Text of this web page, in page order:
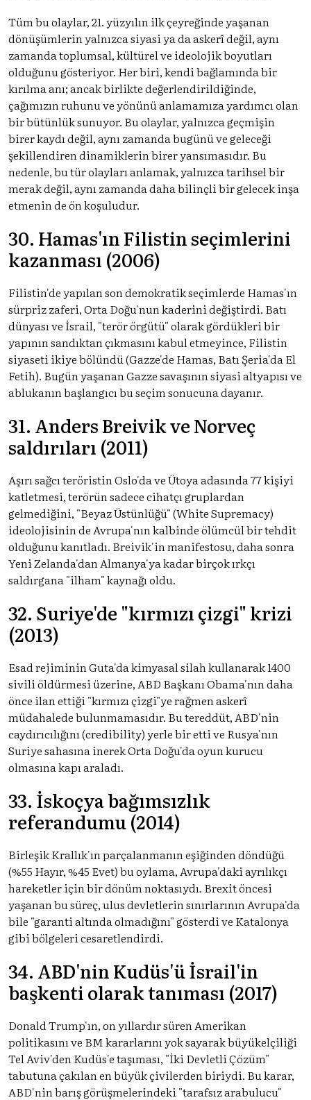
Tüm bu olaylar, 21. yüzyılın ilk çeyreğinde yaşanan
dönüşümlerin yalnızca siyasi ya da askerî değil, aynı
zamanda toplumsal, kültürel ve ideolojik boyutları
olduğunu gösteriyor. Her biri, kendi bağlamında bir
kırılma anı; ancak birlikte değerlendirildiğinde,
çağımızın ruhunu ve yönünü anlamamıza yardımcı olan
bir bütünlük sunuyor. Bu olaylar, yalnızca geçmişin
birer kaydı değil, aynı zamanda bugünü ve geleceği
şekillendiren dinamiklerin birer yansımasıdır. Bu
nedenle, bu tür olayları anlamak, yalnızca tarihsel bir
merak değil, aynı zamanda daha bilinçli bir gelecek inşa
etmenin de ön koşuludur.
30. Hamas'ın Filistin seçimlerini
kazanması (2006)
Filistin'de yapılan son demokratik seçimlerde Hamas'ın
sürpriz zaferi, Orta Doğu'nun kaderini değiştirdi. Batı
dünyası ve İsrail, "terör örgütü" olarak gördükleri bir
yapının sandıktan çıkmasını kabul etmeyince, Filistin
siyaseti ikiye bölündü (Gazze'de Hamas, Batı Şeria'da El
Fetih). Bugün yaşanan Gazze savaşının siyasi altyapısı ve
ablukanın başlangıcı bu seçim sonucuna dayanır.
31. Anders Breivik ve Norveç
saldırıları (2011)
Aşırı sağcı teröristin Oslo'da ve Ütoya adasında 77 kişiyi
katletmesi, terörün sadece cihatçı gruplardan
gelmediğini, "Beyaz Üstünlüğü" (White Supremacy)
ideolojisinin de Avrupa'nın kalbinde ölümcül bir tehdit
olduğunu kanıtladı. Breivik'in manifestosu, daha sonra
Yeni Zelanda'dan Almanya'ya kadar birçok ırkçı
saldırgana "ilham" kaynağı oldu.
32. Suriye'de "kırmızı çizgi" krizi
(2013)
Esad rejiminin Guta'da kimyasal silah kullanarak 1400
sivili öldürmesi üzerine, ABD Başkanı Obama'nın daha
önce ilan ettiği "kırmızı çizgi"ye rağmen askerî
müdahalede bulunmamasıdır. Bu tereddüt, ABD'nin
caydırıcılığını (credibility) yerle bir etti ve Rusya'nın
Suriye sahasına inerek Orta Doğu'da oyun kurucu
olmasına kapı araladı.
33. İskoçya bağımsızlık
referandumu (2014)
Birleşik Krallık'ın parçalanmanın eşiğinden döndüğü
(%55 Hayır, %45 Evet) bu oylama, Avrupa'daki ayrılıkçı
hareketler için bir dönüm noktasıydı. Brexit öncesi
yaşanan bu süreç, ulus devletlerin sınırlarının Avrupa'da
bile "garanti altında olmadığını" gösterdi ve Katalonya
gibi bölgeleri cesaretlendirdi.
34. ABD'nin Kudüs'ü İsrail'in
başkenti olarak tanıması (2017)
Donald Trump'ın, on yıllardır süren Amerikan
politikasını ve BM kararlarını yok sayarak büyükelçiliği
Tel Aviv'den Kudüs'e taşıması, "İki Devletli Çözüm"
tabutuna çakılan en büyük çivilerden biriydi. Bu karar,
ABD'nin barış görüşmelerindeki "tarafsız arabulucu"